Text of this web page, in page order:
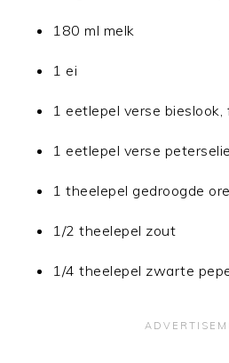
180 ml melk
1 ei
1 eetlepel verse bieslook,
1 eetlepel verse
1 theelepel gedroogde
1/2 theelepel zout
1/4 theelepel zwarte